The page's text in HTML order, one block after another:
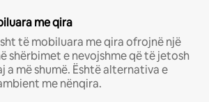
me qira
të mobiluara me qira ofrojnë një
shërbimet e nevojshme që të jetosh
a më shumë. Është alternativa e
me nënqira.